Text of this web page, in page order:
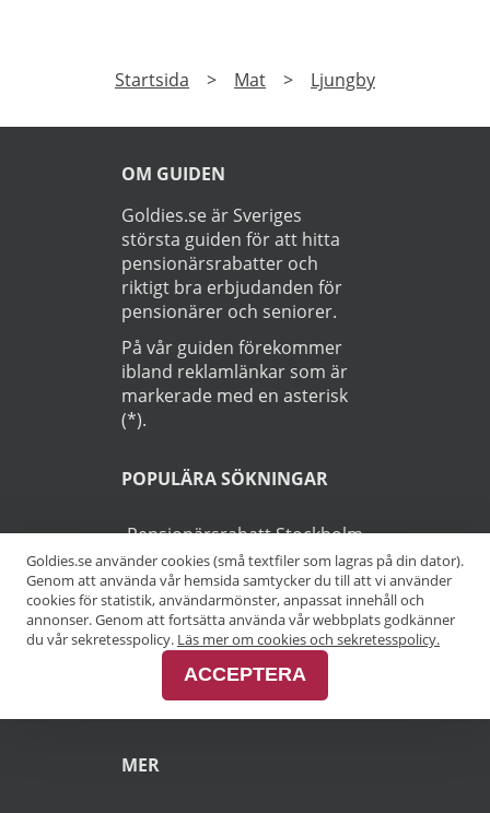
Startsida > Mat > Ljungby
OM GUIDEN
Goldies.se är Sveriges
största guiden för att hitta
pensionärsrabatter och
riktigt bra erbjudanden för
pensionärer och seniorer.
På vår guiden förekommer
ibland reklamlänkar som är
markerade med en asterisk
(*).
POPULÄRA SÖKNINGAR
Pensionärsrabatt Stockholm
Pensionärsrabatt Göteborg
Pensionärsrabatt Malmö
Pensionärsrabatt Skåne
MER
Goldies.se använder cookies (små textfiler som lagras på din dator).
Genom att använda vår hemsida samtycker du till att vi använder
cookies för statistik, användarmönster, anpassat innehåll och
annonser. Genom att fortsätta använda vår webbplats godkänner
du vår sekretesspolicy. Läs mer om cookies och sekretesspolicy.
ACCEPTERA